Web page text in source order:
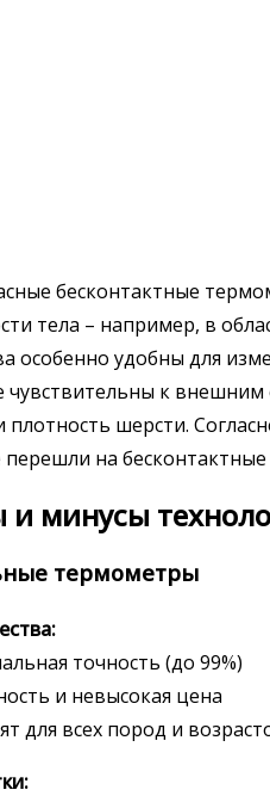
бесконтактные
тела – например, в
особенно удобны для
чувствительны к
плотность шерсти.
перешли на
минусы
термометры
точность (до 99%)
и невысокая цена
для всех пород и